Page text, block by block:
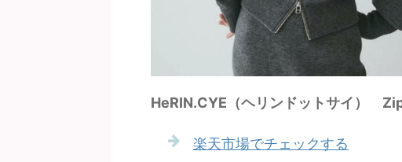
HeRIN.CYE（ヘリンドットサイ）
楽天市場でチェックする